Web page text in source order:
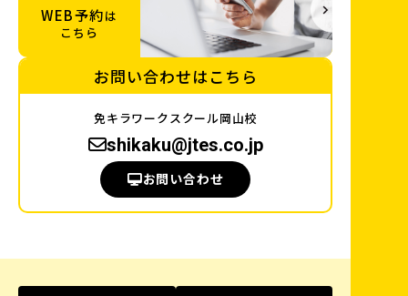
WEB予約は
こちら
お問い合わせはこちら
免キラワークスクール岡山校
shikaku@jtes.co.jp
お問い合わせ